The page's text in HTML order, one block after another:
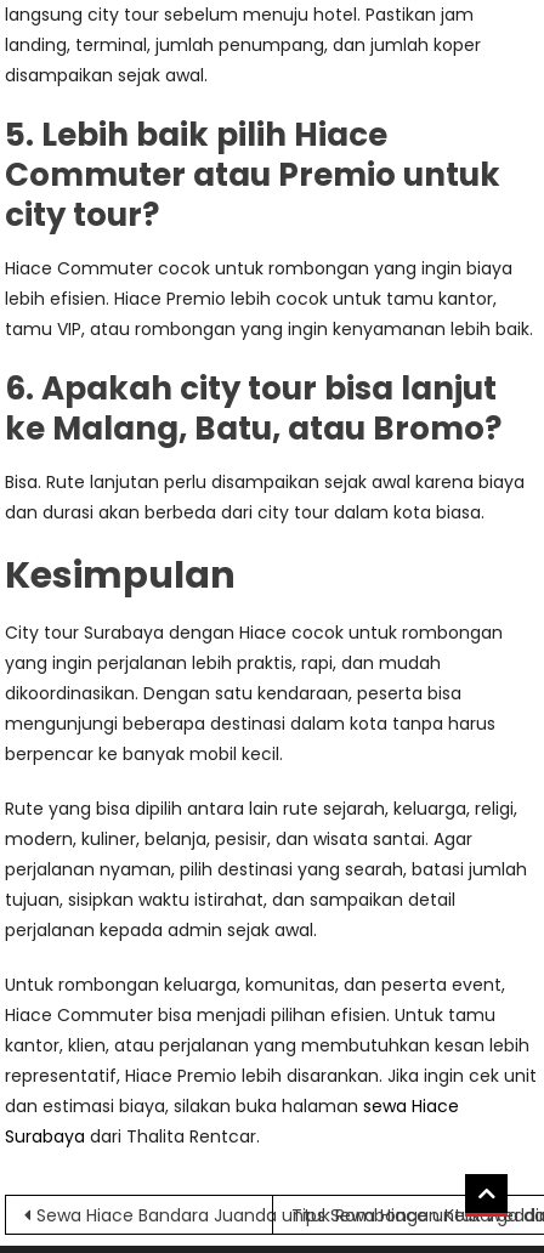
langsung city tour sebelum menuju hotel. Pastikan jam
landing, terminal, jumlah penumpang, dan jumlah koper
disampaikan sejak awal.
5. Lebih baik pilih Hiace
Commuter atau Premio untuk
city tour?
Hiace Commuter cocok untuk rombongan yang ingin biaya
lebih efisien. Hiace Premio lebih cocok untuk tamu kantor,
tamu VIP, atau rombongan yang ingin kenyamanan lebih baik.
6. Apakah city tour bisa lanjut
ke Malang, Batu, atau Bromo?
Bisa. Rute lanjutan perlu disampaikan sejak awal karena biaya
dan durasi akan berbeda dari city tour dalam kota biasa.
Kesimpulan
City tour Surabaya dengan Hiace cocok untuk rombongan
yang ingin perjalanan lebih praktis, rapi, dan mudah
dikoordinasikan. Dengan satu kendaraan, peserta bisa
mengunjungi beberapa destinasi dalam kota tanpa harus
berpencar ke banyak mobil kecil.
Rute yang bisa dipilih antara lain rute sejarah, keluarga, religi,
modern, kuliner, belanja, pesisir, dan wisata santai. Agar
perjalanan nyaman, pilih destinasi yang searah, batasi jumlah
tujuan, sisipkan waktu istirahat, dan sampaikan detail
perjalanan kepada admin sejak awal.
Untuk rombongan keluarga, komunitas, dan peserta event,
Hiace Commuter bisa menjadi pilihan efisien. Untuk tamu
kantor, klien, atau perjalanan yang membutuhkan kesan lebih
representatif, Hiace Premio lebih disarankan. Jika ingin cek unit
dan estimasi biaya, silakan buka halamansewa Hiace
Surabaya dari Thalita Rentcar.
Navigasi
Sewa Hiace Bandara Juanda untuk Rombongan Keluarga
Tips Sewa Hiace untuk